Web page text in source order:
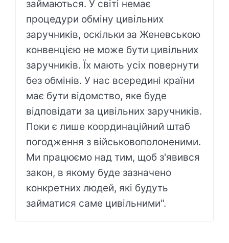
займаються. У світі немає
процедури обміну цивільних
заручників, оскільки за Женевською
конвенцією не може бути цивільних
заручників. Їх мають усіх повернути
без обмінів. У нас всередині країни
має бути відомство, яке буде
відповідати за цивільних заручників.
Поки є лише координаційний штаб
погодження з військовополоненими.
Ми працюємо над тим, щоб з'явився
закон, в якому буде зазначено
конкретних людей, які будуть
займатися саме цивільними".